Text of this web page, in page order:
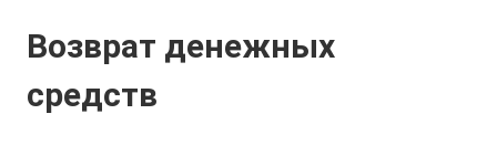
Возврат денежных
средств